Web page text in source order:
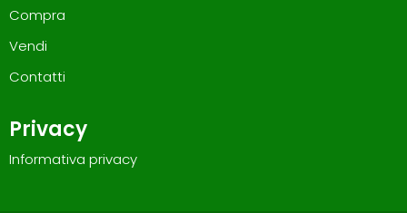
Compra
Vendi
Contatti
Privacy
Informativa privacy